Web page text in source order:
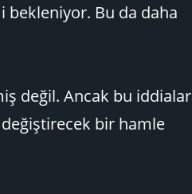
bekleniyor. Bu da daha
değil. Ancak bu iddialar
bir hamle